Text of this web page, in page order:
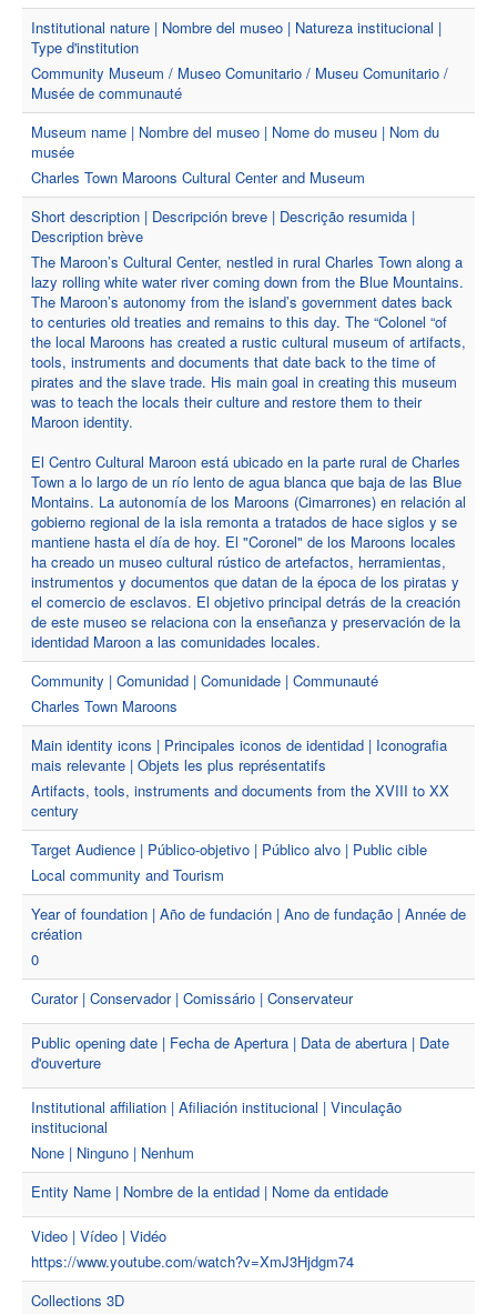
Institutional nature | Nombre del museo | Natureza institucional |
Type d'institution
Community Museum / Museo Comunitario / Museu Comunitario /
Musée de communauté
Museum name | Nombre del museo | Nome do museu | Nom du
musée
Charles Town Maroons Cultural Center and Museum
Short description | Descripción breve | Descrição resumida |
Description brève
The Maroon’s Cultural Center, nestled in rural Charles Town along a
lazy rolling white water river coming down from the Blue Mountains.
The Maroon’s autonomy from the island’s government dates back
to centuries old treaties and remains to this day. The “Colonel “of
the local Maroons has created a rustic cultural museum of artifacts,
tools, instruments and documents that date back to the time of
pirates and the slave trade. His main goal in creating this museum
was to teach the locals their culture and restore them to their
Maroon identity.
El Centro Cultural Maroon está ubicado en la parte rural de Charles
Town a lo largo de un río lento de agua blanca que baja de las Blue
Montains. La autonomía de los Maroons (Cimarrones) en relación al
gobierno regional de la isla remonta a tratados de hace siglos y se
mantiene hasta el día de hoy. El "Coronel" de los Maroons locales
ha creado un museo cultural rústico de artefactos, herramientas,
instrumentos y documentos que datan de la época de los piratas y
el comercio de esclavos. El objetivo principal detrás de la creación
de este museo se relaciona con la enseñanza y preservación de la
identidad Maroon a las comunidades locales.
Community | Comunidad | Comunidade | Communauté
Charles Town Maroons
Main identity icons | Principales iconos de identidad | Iconografia
mais relevante | Objets les plus représentatifs
Artifacts, tools, instruments and documents from the XVIII to XX
century
Target Audience | Público-objetivo | Público alvo | Public cible
Local community and Tourism
Year of foundation | Año de fundación | Ano de fundação | Année de
création
0
Curator | Conservador | Comissário | Conservateur
Public opening date | Fecha de Apertura | Data de abertura | Date
d'ouverture
Institutional affiliation | Afiliación institucional | Vinculação
institucional
None | Ninguno | Nenhum
Entity Name | Nombre de la entidad | Nome da entidade
Video | Vídeo | Vidéo
https://www.youtube.com/watch?v=XmJ3Hjdgm74
Collections 3D